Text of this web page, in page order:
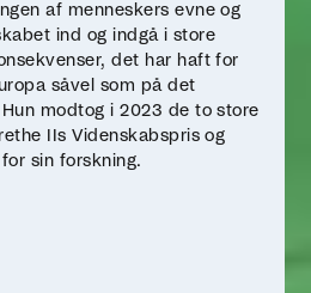
af menneskers evne og
ind og indgå i store
det har haft for
såvel som på det
modtog i 2023 de to store
IIs Videnskabspris og
sin forskning.